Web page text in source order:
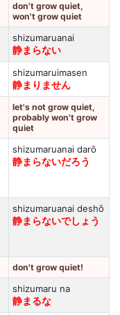
don't grow quiet,
won't grow quiet
shizumaruanai
静まらない
shizumaruimasen
静まりません
let's not grow quiet,
probably won't grow
quiet
shizumaruanai darō
静まらないだろう
shizumaruanai deshō
静まらないでしょう
don't grow quiet!
shizumaru na
静まるな